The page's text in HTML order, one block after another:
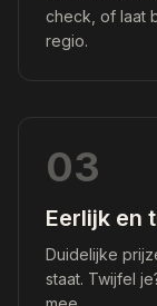
check, of laat
regio.
03
Eerlijk en
Duidelijke
staat. Twijfel